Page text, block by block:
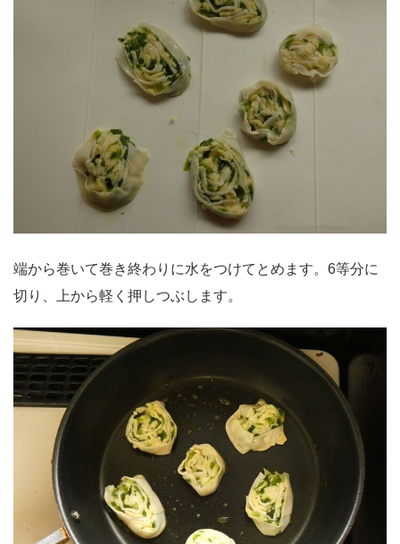
端から巻いて巻き終わりに水をつけてとめます。6等分に
切り、上から軽く押しつぶします。